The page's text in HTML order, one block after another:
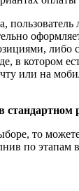
либо
в котором
или на
стандартном
то
по этапам